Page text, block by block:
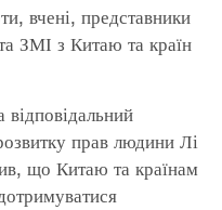
вчені, представники
ЗМІ з Китаю та країн
відповідальний
прав людини Лі
що Китаю та країнам